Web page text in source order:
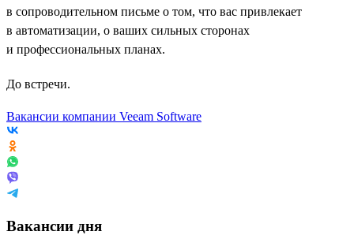
в сопроводительном письме о том, что вас привлекает
в автоматизации, о ваших сильных сторонах
и профессиональных планах.
До встречи.
Вакансии компании Veeam Software
Вакансии дня